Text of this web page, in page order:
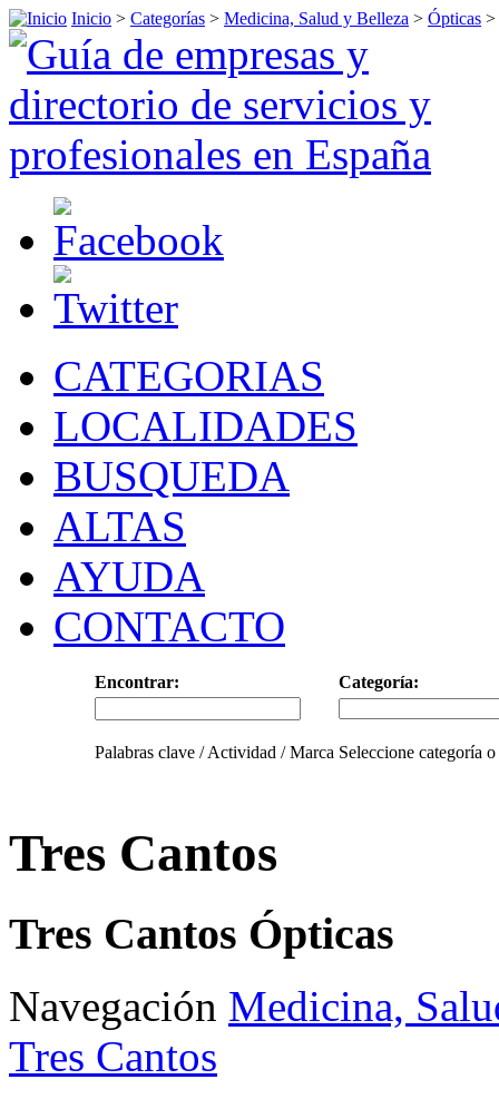
Inicio > Categorías > Medicina, Salud y Belleza > Ópticas >
CATEGORIAS
LOCALIDADES
BUSQUEDA
ALTAS
AYUDA
CONTACTO
Encontrar: Categoría:
Palabras clave / Actividad / Marca Seleccione categoría
Tres Cantos
Tres Cantos Ópticas
Navegación Medicina,
Tres Cantos